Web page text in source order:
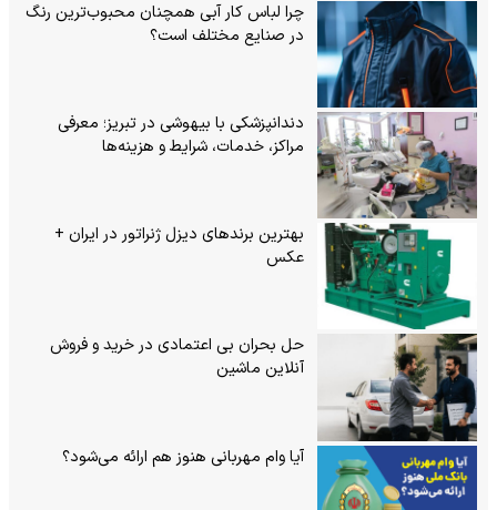
چرا لباس کار آبی همچنان محبوب‌ترین رنگ
در صنایع مختلف است؟
دندانپزشکی با بیهوشی در تبریز؛ معرفی
مراکز، خدمات، شرایط و هزینه‌ها
بهترین برندهای دیزل ژنراتور در ایران +
عکس
حل بحران بی‌ اعتمادی در خرید و فروش
آنلاین ماشین
آیا وام مهربانی هنوز هم ارائه می‌شود؟